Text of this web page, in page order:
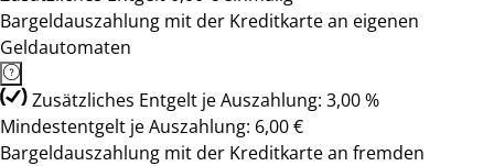
Bargeldauszahlung mit der Kreditkarte an eigenen
Geldautomaten
Zusätzliches Entgelt je Auszahlung: 3,00 %
Mindestentgelt je Auszahlung: 6,00 €
Bargeldauszahlung mit der Kreditkarte an fremden